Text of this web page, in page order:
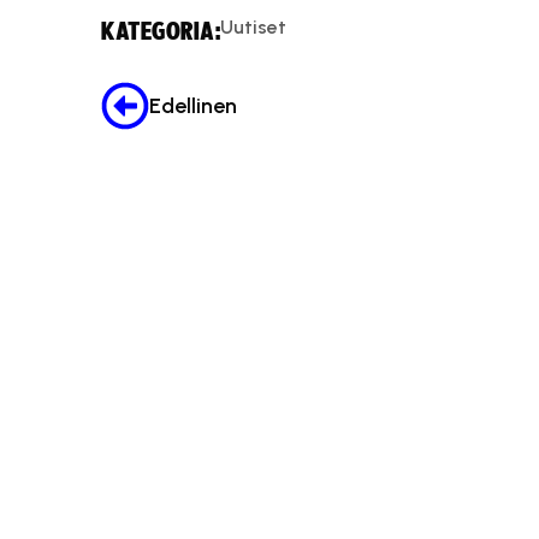
KATEGORIA:Uutiset
Edellinen